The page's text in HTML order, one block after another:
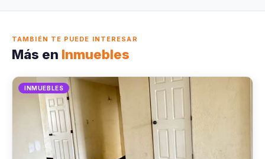
TAMBIÉN TE PUEDE INTERESAR
Más en Inmuebles
INMUEBLES